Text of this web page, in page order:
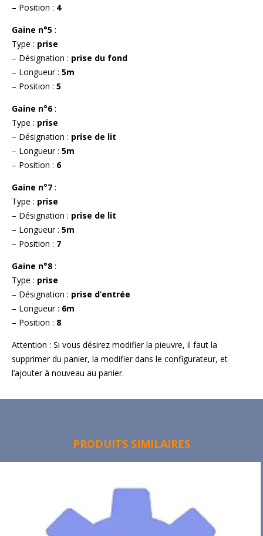
– Position : 4
Gaine n°5 :
Type : prise
– Désignation : prise du fond
– Longueur : 5m
– Position : 5
Gaine n°6:
Type : prise
– Désignation : prise de lit
– Longueur : 5m
– Position : 6
Gaine n°7 :
Type : prise
– Désignation : prise de lit
– Longueur : 5m
– Position : 7
Gaine n°8 :
Type : prise
– Désignation : prise d’entrée
– Longueur : 6m
– Position : 8
Attention : Si vous désirez modifier la pieuvre, il faut la
supprimer du panier, la modifier dans le configurateur, et
l’ajouter à nouveau au panier.
PRODUITS SIMILAIRES